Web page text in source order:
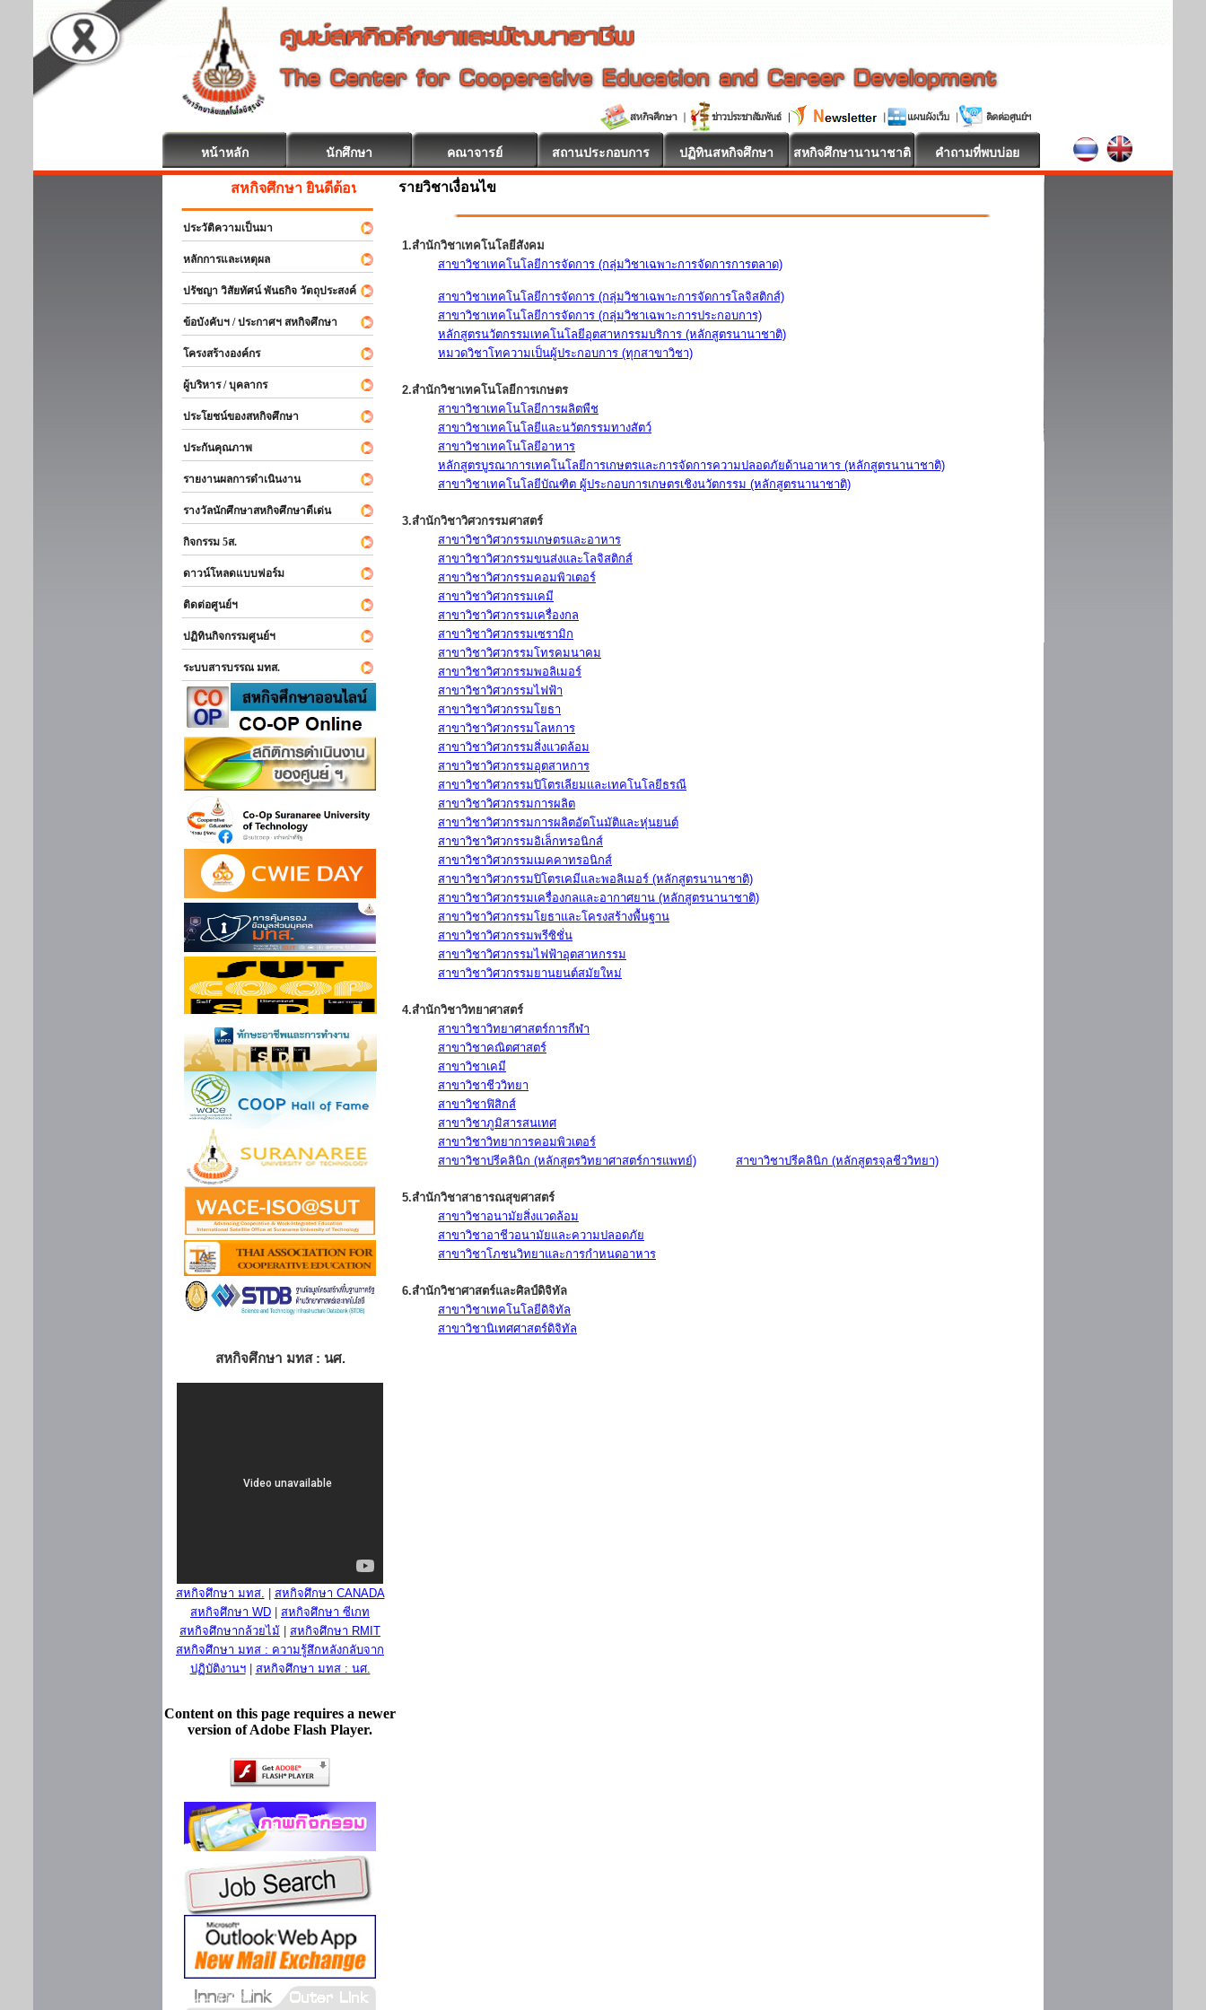
หน้าหลัก นักศึกษา คณาจารย์ สถานประกอบการ ปฏิทินสหกิจศึกษา สหกิจศึกษานานาชาติ คำถามที่พบบ่อย
สหกิจศึกษา ยินดีต้อนรับ
ประวัติความเป็นมา
หลักการและเหตุผล
ปรัชญา วิสัยทัศน์ พันธกิจ วัตถุประสงค์
ข้อบังคับฯ / ประกาศฯ สหกิจศึกษา
โครงสร้างองค์กร
ผู้บริหาร / บุคลากร
ประโยชน์ของสหกิจศึกษา
ประกันคุณภาพ
รายงานผลการดำเนินงาน
รางวัลนักศึกษาสหกิจศึกษาดีเด่น
กิจกรรม 5ส.
ดาวน์โหลดแบบฟอร์ม
ติดต่อศูนย์ฯ
ปฏิทินกิจกรรมศูนย์ฯ
ระบบสารบรรณ มทส.
สหกิจศึกษา มทส : นศ.
สหกิจศึกษา มทส.
สหกิจศึกษา CANADA
สหกิจศึกษา WD
สหกิจศึกษา ซีเกท
สหกิจศึกษากล้วยไม้
สหกิจศึกษา RMIT
สหกิจศึกษา มทส : ความรู้สึกหลังกลับจาก
ปฏิบัติงานฯ| สหกิจศึกษา มทส : นศ.
Content on this page requires a newer
version of Adobe Flash Player.
รายวิชาเงื่อนไข
1.สำนักวิชาเทคโนโลยีสังคม
สาขาวิชาเทคโนโลยีการจัดการ (กลุ่มวิชาเฉพาะการจัดการการตลาด)
สาขาวิชาเทคโนโลยีการจัดการ (กลุ่มวิชาเฉพาะการจัดการโลจิสติกส์)
สาขาวิชาเทคโนโลยีการจัดการ (กลุ่มวิชาเฉพาะการประกอบการ)
หลักสูตรนวัตกรรมเทคโนโลยีอุตสาหกรรมบริการ (หลักสูตรนานาชาติ)
หมวดวิชาโทความเป็นผู้ประกอบการ (ทุกสาขาวิชา)
2.สำนักวิชาเทคโนโลยีการเกษตร
สาขาวิชาเทคโนโลยีการผลิตพืช
สาขาวิชาเทคโนโลยีและนวัตกรรมทางสัตว์
สาขาวิชาเทคโนโลยีอาหาร
หลักสูตรบูรณาการเทคโนโลยีการเกษตรและการจัดการความปลอดภัยด้านอาหาร (หลักสูตรนานาชาติ)
สาขาวิชาเทคโนโลยีบัณฑิต ผู้ประกอบการเกษตรเชิงนวัตกรรม (หลักสูตรนานาชาติ)
3.สำนักวิชาวิศวกรรมศาสตร์
สาขาวิชาวิศวกรรมเกษตรและอาหาร
สาขาวิชาวิศวกรรมขนส่งและโลจิสติกส์
สาขาวิชาวิศวกรรมคอมพิวเตอร์
สาขาวิชาวิศวกรรมเคมี
สาขาวิชาวิศวกรรมเครื่องกล
สาขาวิชาวิศวกรรมเซรามิก
สาขาวิชาวิศวกรรมโทรคมนาคม
สาขาวิชาวิศวกรรมพอลิเมอร์
สาขาวิชาวิศวกรรมไฟฟ้า
สาขาวิชาวิศวกรรมโยธา
สาขาวิชาวิศวกรรมโลหการ
สาขาวิชาวิศวกรรมสิ่งแวดล้อม
สาขาวิชาวิศวกรรมอุตสาหการ
สาขาวิชาวิศวกรรมปิโตรเลียมและเทคโนโลยีธรณี
สาขาวิชาวิศวกรรมการผลิต
สาขาวิชาวิศวกรรมการผลิตอัตโนมัติและหุ่นยนต์
สาขาวิชาวิศวกรรมอิเล็กทรอนิกส์
สาขาวิชาวิศวกรรมเมคคาทรอนิกส์
สาขาวิชาวิศวกรรมปิโตรเคมีและพอลิเมอร์ (หลักสูตรนานาชาติ)
สาขาวิชาวิศวกรรมเครื่องกลและอากาศยาน (หลักสูตรนานาชาติ)
สาขาวิชาวิศวกรรมโยธาและโครงสร้างพื้นฐาน
สาขาวิชาวิศวกรรมพรีซิชั่น
สาขาวิชาวิศวกรรมไฟฟ้าอุตสาหกรรม
สาขาวิชาวิศวกรรมยานยนต์สมัยใหม่
4.สำนักวิชาวิทยาศาสตร์
สาขาวิชาวิทยาศาสตร์การกีฬา
สาขาวิชาคณิตศาสตร์
สาขาวิชาเคมี
สาขาวิชาชีววิทยา
สาขาวิชาฟิสิกส์
สาขาวิชาภูมิสารสนเทศ
สาขาวิชาวิทยาการคอมพิวเตอร์
สาขาวิชาปรีคลินิก (หลักสูตรวิทยาศาสตร์การแพทย์)
สาขาวิชาปรีคลินิก (หลักสูตรจุลชีววิทยา)
5.สำนักวิชาสาธารณสุขศาสตร์
สาขาวิชาอนามัยสิ่งแวดล้อม
สาขาวิชาอาชีวอนามัยและความปลอดภัย
สาขาวิชาโภชนวิทยาและการกำหนดอาหาร
6.สำนักวิชาศาสตร์และศิลป์ดิจิทัล
สาขาวิชาเทคโนโลยีดิจิทัล
สาขาวิชานิเทศศาสตร์ดิจิทัล